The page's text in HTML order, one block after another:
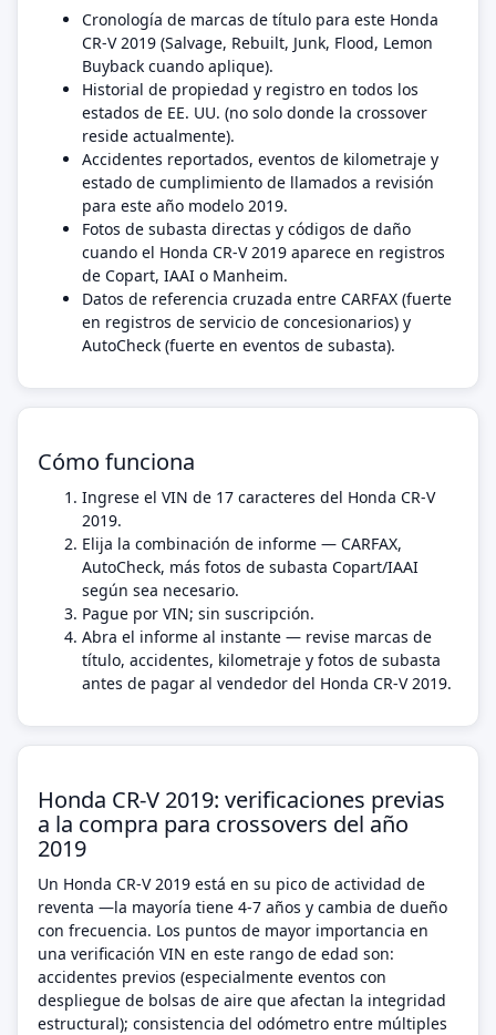
Cronología de marcas de título para este Honda
CR-V 2019 (Salvage, Rebuilt, Junk, Flood, Lemon
Buyback cuando aplique).
Historial de propiedad y registro en todos los
estados de EE. UU. (no solo donde la crossover
reside actualmente).
Accidentes reportados, eventos de kilometraje y
estado de cumplimiento de llamados a revisión
para este año modelo 2019.
Fotos de subasta directas y códigos de daño
cuando el Honda CR-V 2019 aparece en registros
de Copart, IAAI o Manheim.
Datos de referencia cruzada entre CARFAX (fuerte
en registros de servicio de concesionarios) y
AutoCheck (fuerte en eventos de subasta).
Cómo funciona
Ingrese el VIN de 17 caracteres del Honda CR-V
2019.
Elija la combinación de informe — CARFAX,
AutoCheck, más fotos de subasta Copart/IAAI
según sea necesario.
Pague por VIN; sin suscripción.
Abra el informe al instante — revise marcas de
título, accidentes, kilometraje y fotos de subasta
antes de pagar al vendedor del Honda CR-V 2019.
Honda CR-V 2019: verificaciones previas
a la compra para crossovers del año
2019
Un Honda CR-V 2019 está en su pico de actividad de
reventa —la mayoría tiene 4-7 años y cambia de dueño
con frecuencia. Los puntos de mayor importancia en
una verificación VIN en este rango de edad son:
accidentes previos (especialmente eventos con
despliegue de bolsas de aire que afectan la integridad
estructural); consistencia del odómetro entre múltiples